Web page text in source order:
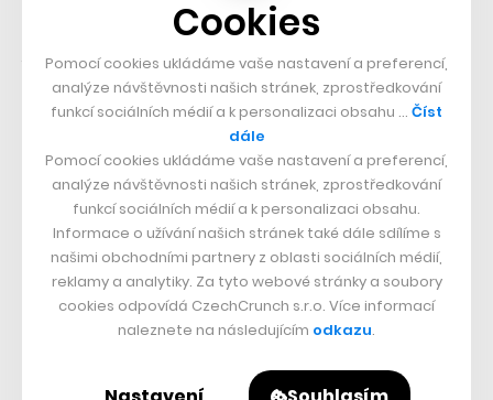
Siwy říká, až nevídanou péči:„Stáčíme ruční výrobou.
Nápojáři se nám vysmáli, že tak to fungovat nemůže.
Očividně může,“uvádí.
V chlazené části je zatím firma schopná skladovat 12
tisíc lahví, které se pořád protáčejí. Celá výroba se
přitom počítá na zhruba šest týdnů. První dva zabere
kultivace kultur ve sterilním prostředí, další tři až čtyři
fermentace v přesně daném poměru čajů, zhruba den
trvá dochucování a po zalahvování každý kus ještě
minimálně týden zraje. Právě proto zákazníkům jako
výsledek přijde vskutku nápoj s příběhem.
Cookies
Pomocí cookies ukládáme vaše nastavení a preferencí,
analýze návštěvnosti našich stránek, zprostředkování
funkcí sociálních médií a k personalizaci obsahu … Číst
dále
Pomocí cookies ukládáme vaše nastavení a preferencí,
analýze návštěvnosti našich stránek, zprostředkování
funkcí sociálních médií a k personalizaci obsahu.
Informace o užívání našich stránek také dále sdílíme s
našimi obchodními partnery z oblasti sociálních médií,
reklamy a analytiky. Za tyto webové stránky a soubory
cookies odpovídá CzechCrunch s.r.o. Více informací
naleznete na následujícím odkazu.